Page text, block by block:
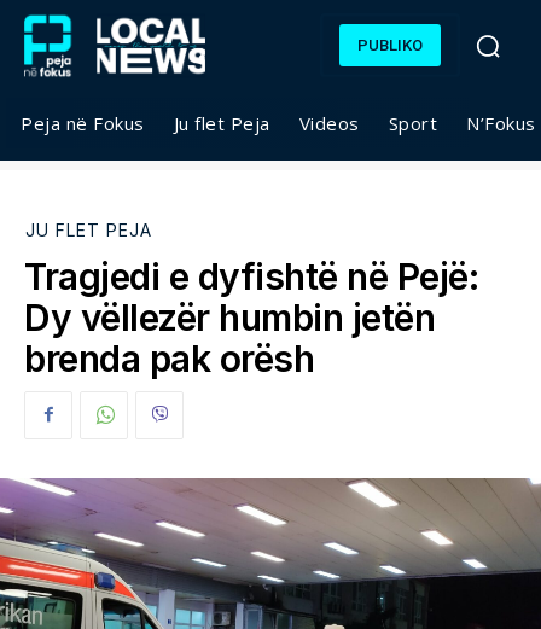
PUBLIKO
Peja në Fokus Ju flet Peja Videos Sport
JU FLET PEJA
Tragjedi e dyfishtë në Pejë:
Dy vëllezër humbin jetën
brenda pak orësh